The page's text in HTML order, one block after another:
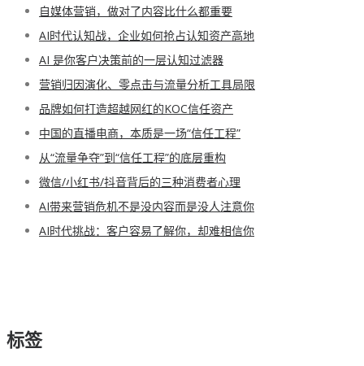
自媒体营销，做对了内容比什么都重要
AI时代认知战，企业如何抢占认知资产高地
AI 是你客户决策前的一层认知过滤器
营销归因演化、零点击与流量分析工具局限
品牌如何打造超越网红的KOC信任资产
中国的直播电商，本质是一场“信任工程”
从“流量争夺”到“信任工程”的底层重构
微信/小红书/抖音背后的三种消费者心理
AI带来营销危机不是没内容而是没人注意你
AI时代挑战：客户容易了解你，却难相信你
标签